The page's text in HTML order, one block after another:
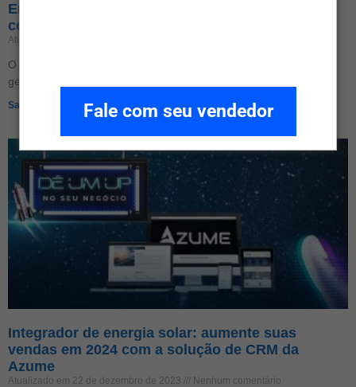
Fale com seu vendedor
Empreendedorismo verde: o que é, exemplos e
como implementar
Atualizado em 17 de junho de 2026
O empreendedorismo verde é o modelo de negócio que alia
geração de valor econômico à
Saiba Mais»
Integrador de energia solar: aumente suas
vendas em 2024 com a solução de CRM da
Azume
Atualizado em 22 de dezembro de 2023 Nenhum comentário